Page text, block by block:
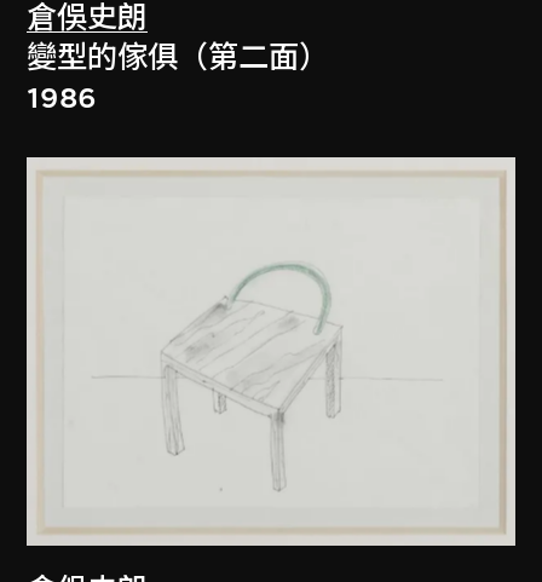
倉俁史朗
變型的傢俱（第二面）
1986